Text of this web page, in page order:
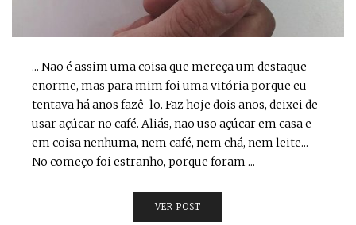
... Não é assim uma coisa que mereça um destaque
enorme, mas para mim foi uma vitória porque eu
tentava há anos fazê-lo. Faz hoje dois anos, deixei de
usar açúcar no café. Aliás, não uso açúcar em casa e
em coisa nenhuma, nem café, nem chá, nem leite...
No começo foi estranho, porque foram ...
VER POST